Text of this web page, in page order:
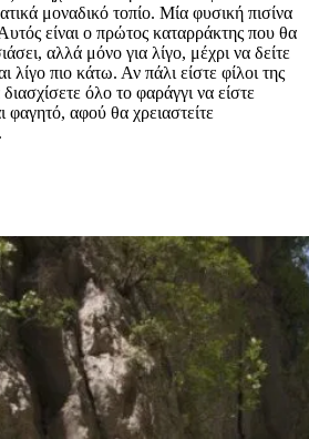
μοναδικό τοπίο. Μία φυσική πισίνα
είναι ο πρώτος καταρράκτης που θα
αλλά μόνο για λίγο, μέχρι να δείτε
λίγο πιο κάτω. Αν πάλι είστε φίλοι της
όλο το φαράγγι να είστε
φαγητό, αφού θα χρειαστείτε